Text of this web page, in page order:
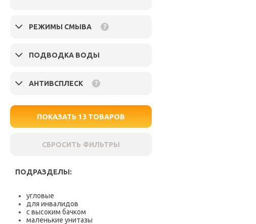
РЕЖИМЫ СМЫВА ?
ПОДВОДКА ВОДЫ
АНТИВСПЛЕСК ?
ПОКАЗАТЬ 13 ТОВАРОВ
СБРОСИТЬ ФИЛЬТРЫ
ПОДРАЗДЕЛЫ:
угловые
для инвалидов
с высоким бачком
маленькие унитазы